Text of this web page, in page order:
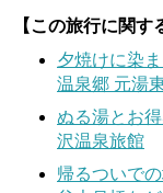
【この旅行に関す
夕焼けに染
温泉郷 元湯
ぬる湯とお
沢温泉旅館
帰るついで